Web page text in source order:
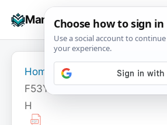
Manuals+
Home
F53Y062-9005F1930L1S -
H